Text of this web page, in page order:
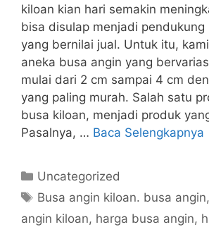
kiloan kian hari semakin
bisa disulap menjadi pendukung
yang bernilai jual. Untuk itu,
aneka busa angin yang
mulai dari 2 cm sampai 4 cm
yang paling murah. Salah satu
busa kiloan, menjadi produk
Pasalnya, … Baca Selengkapnya
Kategori
Uncategorized
Tag
Busa angin kiloan. busa angin,
angin kiloan, harga busa angin,